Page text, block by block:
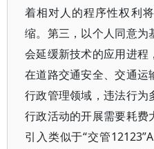
着相对人的程序性权利
缩。第三，以个人同意为
会延缓新技术的应用进程
在道路交通安全、交通运
行政管理领域，违法行为
行政活动的开展需要耗费
引入类似于“交管